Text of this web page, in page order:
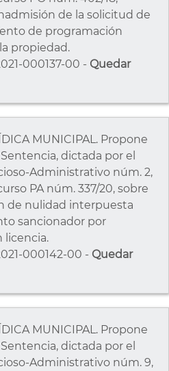
de la solicitud de
de programación
propiedad.
000137-00 - Quedar
MUNICIPAL. Propone
dictada por el
Administrativo núm. 2,
PA núm. 337/20, sobre
de nulidad interpuesta
sancionador por
licencia.
000142-00 - Quedar
MUNICIPAL. Propone
dictada por el
Administrativo núm. 9,